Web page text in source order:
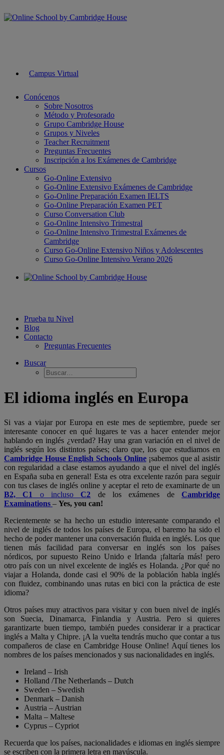
Campus Virtual
Conócenos
Sobre Nosotros
Método y Profesorado
Grupo Cambridge House
Grupos y Niveles
Teacher Recruitment
Preguntas Frecuentes
Inscripción a los Exámenes de Cambridge
Cursos
Go-Online Extensivo
Go-Online Extensivo Exámenes de Cambridge
Go-Online Preparación Examen IELTS
Go-Online Preparación Examen PET
Curso Conversation Club
Go-Online Intensivo Trimestral
Go-Online Intensivo Trimestral Exámenes de
Cambridge
Curso Go-Online Extensivo Niños y Adolescentes
Curso Go-Online Intensivo Verano 2026
Prueba tu Nivel
Blog
Contacto
Preguntas Frecuentes
Buscar
El idioma inglés en Europa
Si vas a viajar por Europa en este mes de septiembre, puede ser
interesante conocer en qué lugares te vas a hacer entender mejor
hablando en inglés ¿verdad? Hay una gran variación en el nivel de
inglés según los distintos países; claro que, los que estudiamos en
Cambridge House English Schools Online¡sabemos que al asistir
con regularidad a clase estamos ayudando a que el nivel del inglés
en España suba en general! Esta es otra excelente razón para seguir
con tus clases de inglés online y aceptar el reto de examinarte de un
B2, C1
o inclusoC2 de los exámenes deCambridge
Examinations – Yes, you can!
Recientemente se ha hecho un estudio interesante comparando el
nivel de inglés de todos los países de Europa, el baremo ha sido el
hecho de poder mantener una conversación fluida en inglés. Los que
tienen más facilidad para conversar en inglés son los países
nórdicos, por supuesto Reino Unido e Irlanda ¡faltaría más! pero
otro país con un nivel excelente de inglés es Holanda. ¿Por qué no
viajar a Holanda, donde casi el 90% de la población habla inglés
con fluidez, combinando unas rutas en bici con la práctica de este
idioma?
Otros países muy atractivos para visitar y con buen nivel de inglés
son Suecia, Dinamarca, Finlandia y Austria. Pero si quieres
garantizarte buen tiempo, también puedes considerar ir a practicar
inglés a Malta y Chipre. ¡A la vuelta tendrás mucho que contar a tus
compañeros de clase en Cambridge House Online! Aquí tienes los
nombres de los países mencionados y sus nacionalidades en inglés.
Ireland – Irish
Holland /The Netherlands – Dutch
Sweden – Swedish
Denmark – Danish
Austria – Austrian
Malta – Maltese
Cyprus – Cypriot
Recuerda que los países, nacionalidades e idiomas en inglés siempre
se escriben con la primera letra en mayúscula.